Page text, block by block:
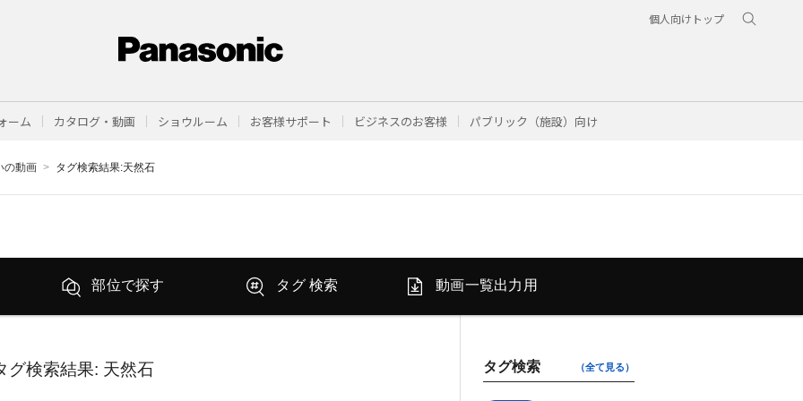
個人向けトップ
ーム カタログ・動画 ショウルーム お客様サポート ビジネスのお客様 パブリック（施設）向け
の動画 タグ検索結果:天然石
部位で探す タグ 検索 動画一覧出力用
グ検索結果: 天然石 タグ検索 （全て見る）